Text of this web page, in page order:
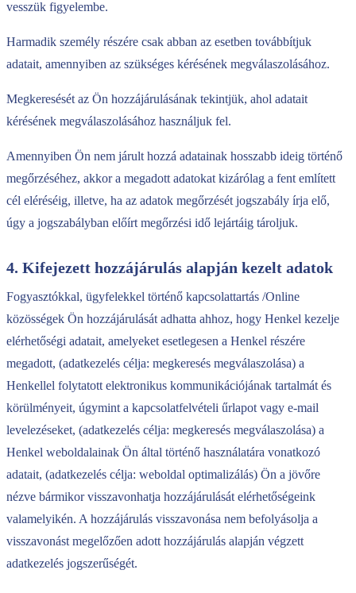
vesszük figyelembe.
Harmadik személy részére csak abban az esetben továbbítjuk
adatait, amennyiben az szükséges kérésének megválaszolásához.
Megkeresését az Ön hozzájárulásának tekintjük, ahol adatait
kérésének megválaszolásához használjuk fel.
Amennyiben Ön nem járult hozzá adatainak hosszabb ideig történő
megőrzéséhez, akkor a megadott adatokat kizárólag a fent említett
cél eléréséig, illetve, ha az adatok megőrzését jogszabály írja elő,
úgy a jogszabályban előírt megőrzési idő lejártáig tároljuk.
4. Kifejezett hozzájárulás alapján kezelt adatok
Fogyasztókkal, ügyfelekkel történő kapcsolattartás /Online
közösségek Ön hozzájárulását adhatta ahhoz, hogy Henkel kezelje
elérhetőségi adatait, amelyeket esetlegesen a Henkel részére
megadott, (adatkezelés célja: megkeresés megválaszolása) a
Henkellel folytatott elektronikus kommunikációjának tartalmát és
körülményeit, úgymint a kapcsolatfelvételi űrlapot vagy e-mail
levelezéseket, (adatkezelés célja: megkeresés megválaszolása) a
Henkel weboldalainak Ön által történő használatára vonatkozó
adatait, (adatkezelés célja: weboldal optimalizálás) Ön a jövőre
nézve bármikor visszavonhatja hozzájárulását elérhetőségeink
valamelyikén. A hozzájárulás visszavonása nem befolyásolja a
visszavonást megelőzően adott hozzájárulás alapján végzett
adatkezelés jogszerűségét.​​​​​​​